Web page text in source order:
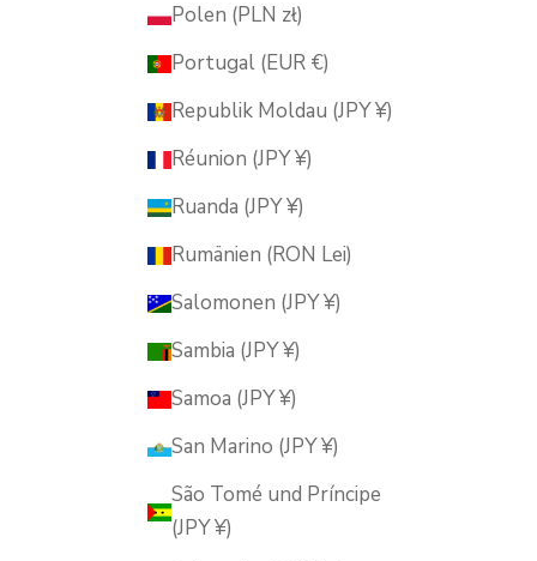
Polen (PLN zł)
Portugal (EUR €)
Republik Moldau (JPY ¥)
Réunion (JPY ¥)
Ruanda (JPY ¥)
Rumänien (RON Lei)
Salomonen (JPY ¥)
Sambia (JPY ¥)
Samoa (JPY ¥)
San Marino (JPY ¥)
São Tomé und Príncipe
(JPY ¥)